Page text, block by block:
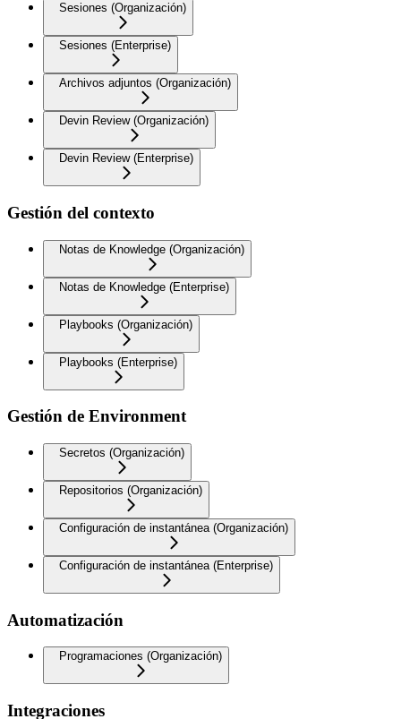
Sesiones (Organización)
Sesiones (Enterprise)
Archivos adjuntos (Organización)
Devin Review (Organización)
Devin Review (Enterprise)
Gestión del contexto
Notas de Knowledge (Organización)
Notas de Knowledge (Enterprise)
Playbooks (Organización)
Playbooks (Enterprise)
Gestión de Environment
Secretos (Organización)
Repositorios (Organización)
Configuración de instantánea (Organización)
Configuración de instantánea (Enterprise)
Automatización
Programaciones (Organización)
Integraciones